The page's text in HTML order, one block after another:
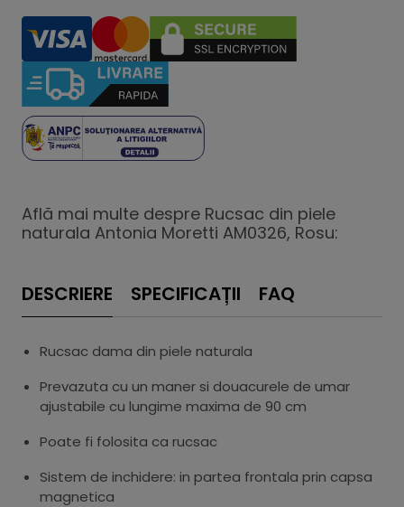
Află mai multe despre Rucsac din piele
naturala Antonia Moretti AM0326, Rosu:
DESCRIERE SPECIFICAȚII FAQ
Rucsac dama din piele naturala
Prevazuta cu un maner si douacurele de umar
ajustabile cu lungime maxima de 90 cm
Poate fi folosita ca rucsac
Sistem de inchidere: in partea frontala prin capsa
magnetica